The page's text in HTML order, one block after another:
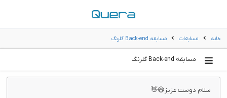
خانه مسابقات مسابقه Back-end گلرنگ
مسابقه Back-end گلرنگ
سلام دوست عزیز😃👋